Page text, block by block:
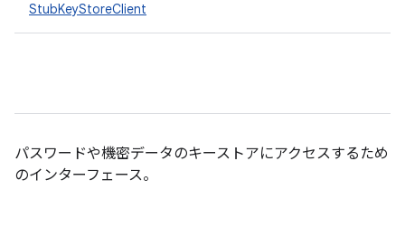
StubKeyStoreClient
パスワードや機密データのキーストアにアクセスするため
のインターフェース。